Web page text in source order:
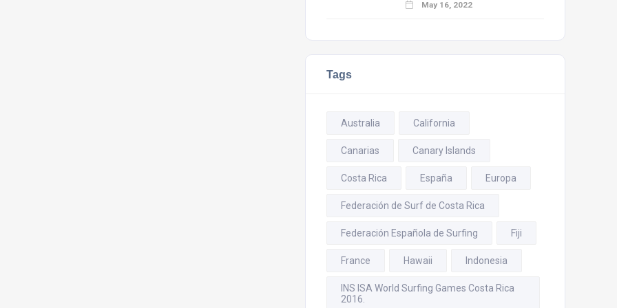
May 16, 2022
Tags
Australia California
Canarias Canary Islands
Costa Rica España Europa
Federación de Surf de Costa Rica
Federación Española de Surfing Fiji
France Hawaii Indonesia
INS ISA World Surfing Games Costa Rica
2016.